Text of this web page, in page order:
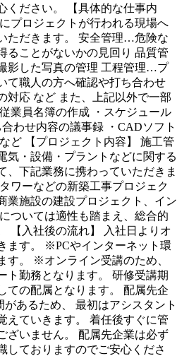
ください。 【具体的な仕事内
プロジェクトが行われる現場へ
ただきます。 安全管理…危険な
ることがないかの見回り 品質管
影した写真の管理 工程管理…プ
て職人の方へ確認や打ち合わせ
応 など また、上記以外で一部
業員名簿の作成 ・スケジュール
わせ内容の議事録 ・CADソフト
ど 【プロジェクト内容】 施工管
気・設備・プラントなどに関する
、下記業務に携わっていただきま
ワーなどの新築工事プロジェク
業施設の建設プロジェクト、イン
ついては適性も踏まえ、総合的
【入社後の流れ】 入社日よりオ
ます。 ※PCやインターネット環
す。 ※オンライン受講のため、
ト勤務となります。 研修受講期
ての配属となります。 配属先企
あるため、 最初はアシスタント
えていきます。 着任後すぐに管
ざいません。 配属先企業は必ず
しておりますのでご安心くださ